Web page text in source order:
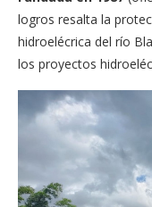
logros resalta la
hidroelécrica del río
los proyectos